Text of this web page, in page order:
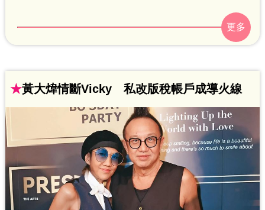
人行李，還有一把吉他，幾乎就以「淨身
出戶」姿態，直接買機票飛回夏威夷，當
★黃大煒情斷Vicky 私改版稅帳戶成導火線